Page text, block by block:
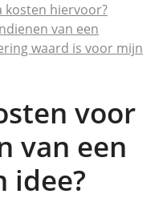
kosten hiervoor?
van een
waard is voor mijn
voor
van een
idee?